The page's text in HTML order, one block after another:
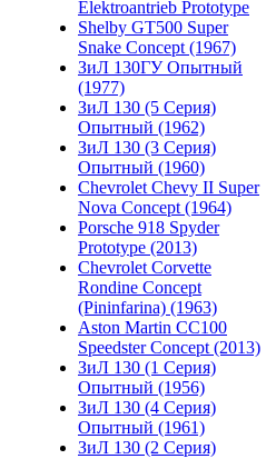
Elektroantrieb Prototype
Shelby GT500 Super
Snake Concept (1967)
ЗиЛ 130ГУ Опытный
(1977)
ЗиЛ 130 (5 Серия)
Опытный (1962)
ЗиЛ 130 (3 Серия)
Опытный (1960)
Chevrolet Chevy II Super
Nova Concept (1964)
Porsche 918 Spyder
Prototype (2013)
Chevrolet Corvette
Rondine Concept
(Pininfarina) (1963)
Aston Martin CC100
Speedster Concept (2013)
ЗиЛ 130 (1 Серия)
Опытный (1956)
ЗиЛ 130 (4 Серия)
Опытный (1961)
ЗиЛ 130 (2 Серия)